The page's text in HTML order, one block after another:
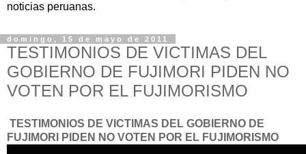
noticias peruanas.
domingo, 15 de mayo de 2011
TESTIMONIOS DE VICTIMAS DEL
GOBIERNO DE FUJIMORI PIDEN NO
VOTEN POR EL FUJIMORISMO
TESTIMONIOS DE VICTIMAS DEL GOBIERNO DE
FUJIMORI PIDEN NO VOTEN POR EL FUJIMORISMO